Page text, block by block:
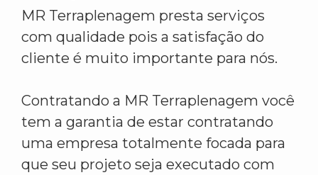
MR Terraplenagem presta serviços
com qualidade pois a satisfação do
cliente é muito importante para nós.
Contratando a MR Terraplenagem você
tem a garantia de estar contratando
uma empresa totalmente focada para
que seu projeto seja executado com